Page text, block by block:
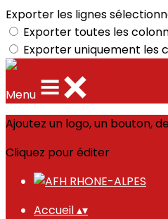
Exporter les lignes
Exporter toutes les
Exporter uniquement les
Menu
Ajoutez un logo, un bouton,
Cliquez pour éditer
Accueil▴▾